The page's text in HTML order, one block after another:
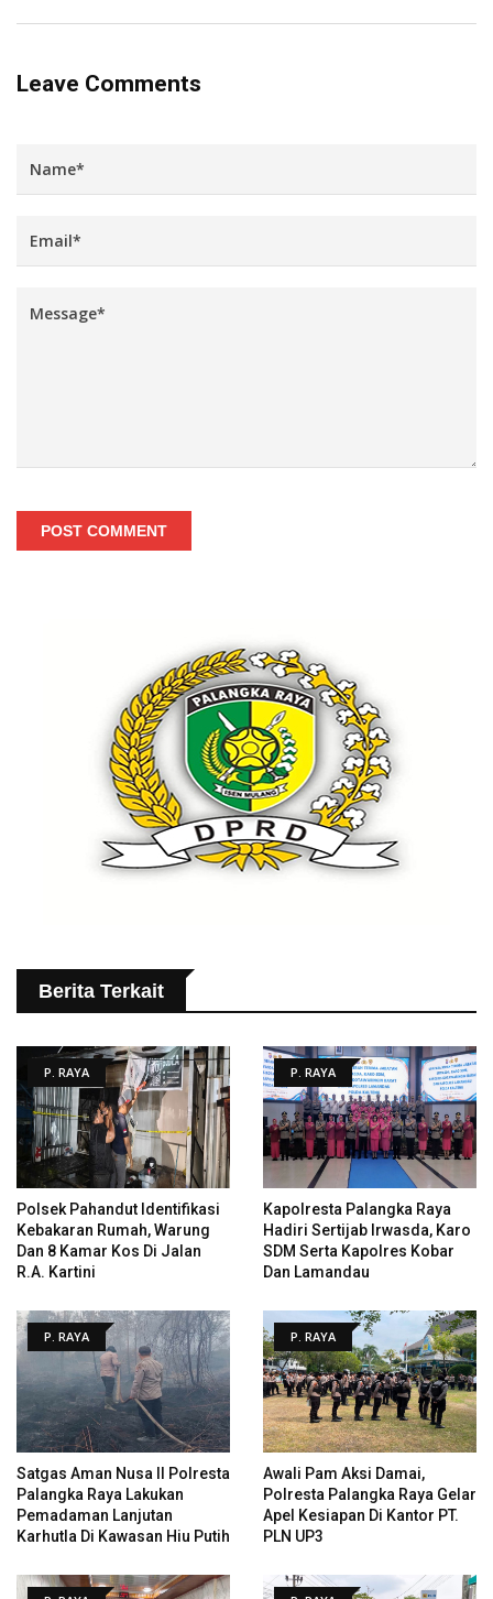
Leave Comments
POST COMMENT
Berita Terkait
P. RAYA
Polsek Pahandut Identifikasi
Kebakaran Rumah, Warung
Dan 8 Kamar Kos Di Jalan
R.A. Kartini
P. RAYA
Kapolresta Palangka Raya
Hadiri Sertijab Irwasda, Karo
SDM Serta Kapolres Kobar
Dan Lamandau
P. RAYA
Satgas Aman Nusa II Polresta
Palangka Raya Lakukan
Pemadaman Lanjutan
Karhutla Di Kawasan Hiu Putih
P. RAYA
Awali Pam Aksi Damai,
Polresta Palangka Raya Gelar
Apel Kesiapan Di Kantor PT.
PLN UP3